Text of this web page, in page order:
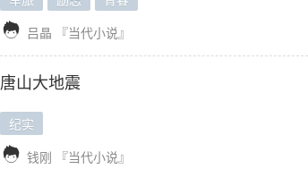
 吕晶 『当代小说』
唐山大地震
纪实
 钱刚 『当代小说』